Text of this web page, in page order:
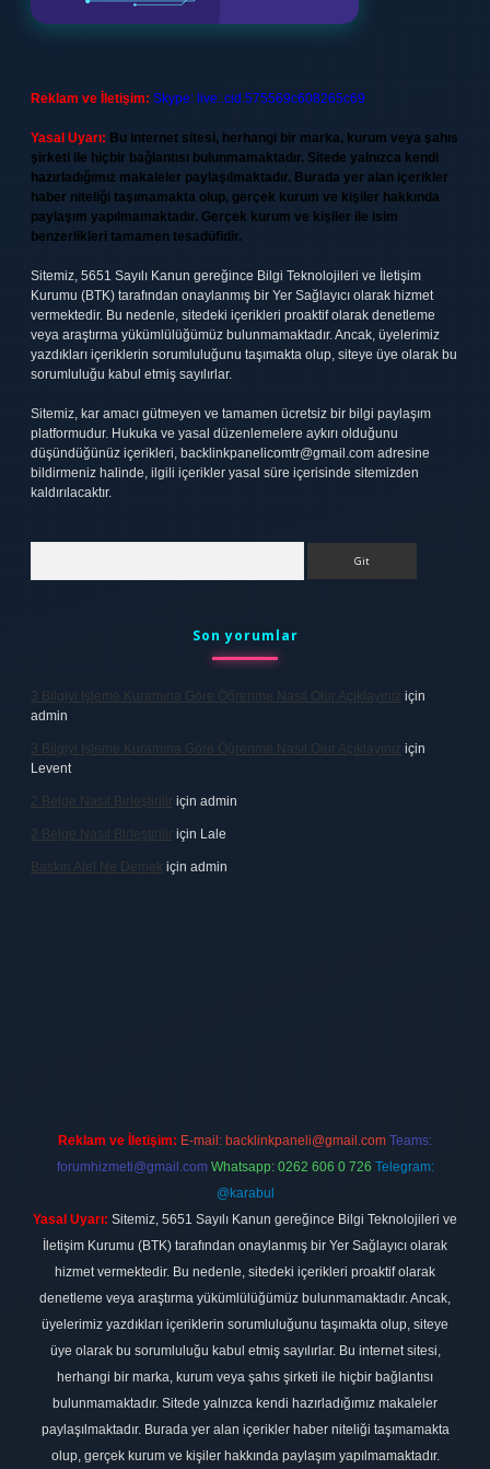
Reklam ve İletişim: Skype: live:.cid.575569c608265c69
Yasal Uyarı: Bu internet sitesi, herhangi bir marka, kurum veya şahıs
şirketi ile hiçbir bağlantısı bulunmamaktadır. Sitede yalnızca kendi
hazırladığımız makaleler paylaşılmaktadır. Burada yer alan içerikler
haber niteliği taşımamakta olup, gerçek kurum ve kişiler hakkında
paylaşım yapılmamaktadır. Gerçek kurum ve kişiler ile isim
benzerlikleri tamamen tesadüfidir.
Sitemiz, 5651 Sayılı Kanun gereğince Bilgi Teknolojileri ve İletişim
Kurumu (BTK) tarafından onaylanmış bir Yer Sağlayıcı olarak hizmet
vermektedir. Bu nedenle, sitedeki içerikleri proaktif olarak denetleme
veya araştırma yükümlülüğümüz bulunmamaktadır. Ancak, üyelerimiz
yazdıkları içeriklerin sorumluluğunu taşımakta olup, siteye üye olarak bu
sorumluluğu kabul etmiş sayılırlar.
Sitemiz, kar amacı gütmeyen ve tamamen ücretsiz bir bilgi paylaşım
platformudur. Hukuka ve yasal düzenlemelere aykırı olduğunu
düşündüğünüz içerikleri, backlinkpanelicomtr@gmail.com adresine
bildirmeniz halinde, ilgili içerikler yasal süre içerisinde sitemizden
kaldırılacaktır.
Son yorumlar
3 Bilgiyi Işleme Kuramına Göre Öğrenme Nasıl Olur Açıklayınız için
admin
3 Bilgiyi Işleme Kuramına Göre Öğrenme Nasıl Olur Açıklayınız için
Levent
2 Belge Nasıl Birleştirilir için admin
2 Belge Nasıl Birleştirilir için Lale
Baskın Alel Ne Demek için admin
Reklam ve İletişim: E-mail: backlinkpaneli@gmail.com Teams:
forumhizmeti@gmail.com Whatsapp: 0262 606 0 726 Telegram:
@karabul
Yasal Uyarı: Sitemiz, 5651 Sayılı Kanun gereğince Bilgi Teknolojileri ve
İletişim Kurumu (BTK) tarafından onaylanmış bir Yer Sağlayıcı olarak
hizmet vermektedir. Bu nedenle, sitedeki içerikleri proaktif olarak
denetleme veya araştırma yükümlülüğümüz bulunmamaktadır. Ancak,
üyelerimiz yazdıkları içeriklerin sorumluluğunu taşımakta olup, siteye
üye olarak bu sorumluluğu kabul etmiş sayılırlar. Bu internet sitesi,
herhangi bir marka, kurum veya şahıs şirketi ile hiçbir bağlantısı
bulunmamaktadır. Sitede yalnızca kendi hazırladığımız makaleler
paylaşılmaktadır. Burada yer alan içerikler haber niteliği taşımamakta
olup, gerçek kurum ve kişiler hakkında paylaşım yapılmamaktadır.